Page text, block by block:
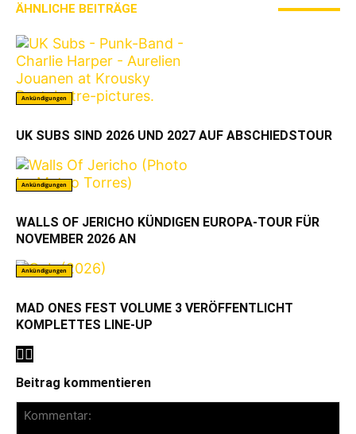
ÄHNLICHE BEITRÄGE
Ankündigungen
UK SUBS SIND 2026 UND 2027 AUF ABSCHIEDSTOUR
Ankündigungen
WALLS OF JERICHO KÜNDIGEN EUROPA-TOUR FÜR
NOVEMBER 2026 AN
Ankündigungen
MAD ONES FEST VOLUME 3 VERÖFFENTLICHT
KOMPLETTES LINE-UP
Beitrag kommentieren